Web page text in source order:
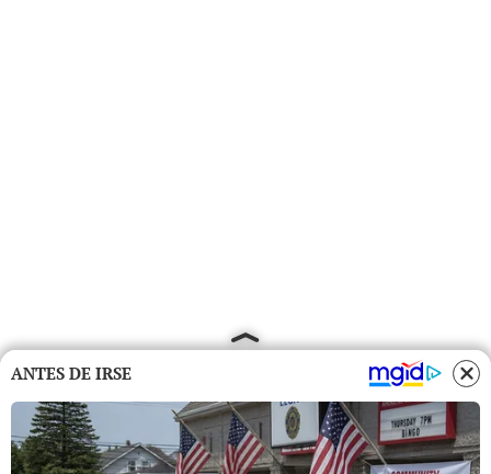
ANTES DE IRSE